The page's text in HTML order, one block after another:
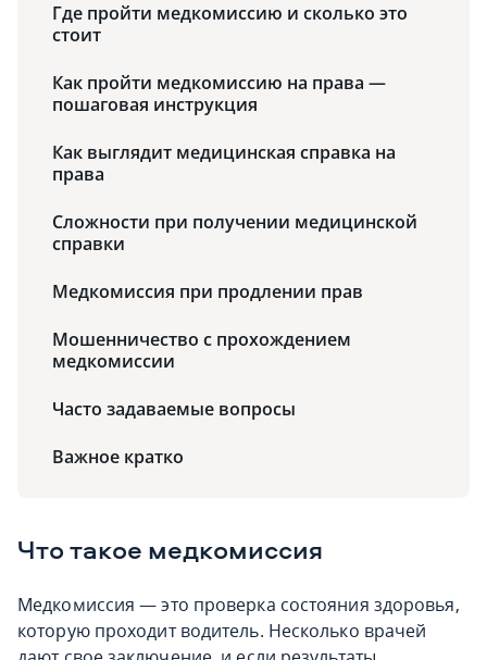
Где пройти медкомиссию и сколько это
стоит
Как пройти медкомиссию на права —
пошаговая инструкция
Как выглядит медицинская справка на
права
Сложности при получении медицинской
справки
Медкомиссия при продлении прав
Мошенничество с прохождением
медкомиссии
Часто задаваемые вопросы
Важное кратко
Что такое медкомиссия
Медкомиссия — это проверка состояния здоровья,
которую проходит водитель. Несколько врачей